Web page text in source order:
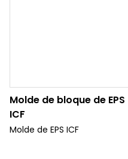
Molde de bloque de EPS
ICF
Molde de EPS ICF